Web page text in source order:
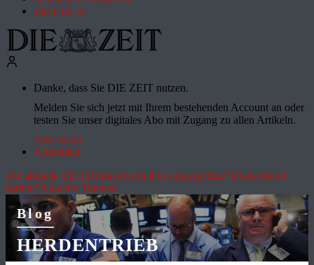
ZEIT für X
Danke, dass Sie DIE ZEIT nutzen.
Melden Sie sich jetzt mit Ihrem bestehenden Account an oder
testen Sie unser digitales Abo mit Zugang zu allen Artikeln.
Abo testen
Anmelden
Die aktuelle ZEITDrohnenvorfall in LeipzigHitze"Deutschland
spricht"Aktuelle Themen
Blog
HERDENTRIEB